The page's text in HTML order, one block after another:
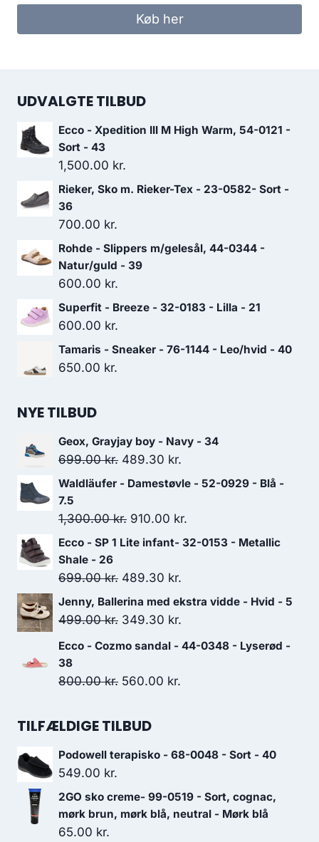
Køb her
UDVALGTE TILBUD
Ecco - Xpedition III M High Warm, 54-0121 -
Sort - 43
1,500.00 kr.
Rieker, Sko m. Rieker-Tex - 23-0582- Sort -
36
700.00 kr.
Rohde - Slippers m/gelesål, 44-0344 -
Natur/guld - 39
600.00 kr.
Superfit - Breeze - 32-0183 - Lilla - 21
600.00 kr.
Tamaris - Sneaker - 76-1144 - Leo/hvid - 40
650.00 kr.
NYE TILBUD
Geox, Grayjay boy - Navy - 34
699.00kr. Den
oprindelige
var:
699.00 kr..
489.30 kr.
aktuelle
er:
489.30 kr..
Waldläufer - Damestøvle - 52-0929 - Blå -
7.5
1,300.00kr. Den
oprindelige
var:
1,300.00 kr..
910.00 kr.
aktuelle
910.00 kr..
Ecco - SP 1 Lite infant- 32-0153 - Metallic
Shale - 26
699.00kr. Den
oprindelige
pris
699.00 kr..
489.30 kr.
aktuelle
489.30 kr..
Jenny, Ballerina med ekstra vidde - Hvid - 5
499.00kr. Den
oprindelige
var:
349.30 kr.
aktuelle
Ecco - Cozmo sandal - 44-0348 - Lyserød -
38
800.00kr. Den
pris
800.00 kr..
560.00 kr.
560.00 kr..
TILFÆLDIGE TILBUD
Podowell terapisko - 68-0048 - Sort - 40
549.00 kr.
2GO sko creme- 99-0519 - Sort, cognac,
mørk brun, mørk blå, neutral - Mørk blå
65.00 kr.